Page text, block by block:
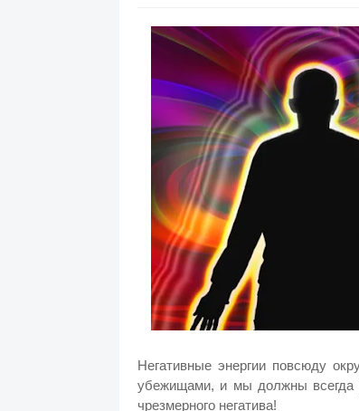
Негативные энергии повсюду
убежищами, и мы должны всегда
чрезмерного негатива!